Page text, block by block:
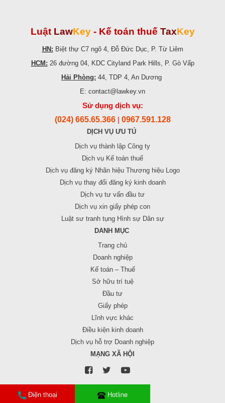
Điện thoại Hotline
Luật LawKey - Kế toán thuế TaxKey
HN: Biệt thự C7 ngõ 4, Đỗ Đức Dục, P. Từ Liêm
HCM: 26 đường 04, KDC Cityland Park Hills, P. Gò Vấp
Hải Phòng: 44, TDP 4, An Dương
E: contact@lawkey.vn
Sử dụng dịch vụ:
(024) 665.65.366 | 0967.591.128
DỊCH VỤ ƯU TÚ
Dịch vụ thành lập Công ty
Dịch vụ Kế toán thuế
Dịch vụ đăng ký Nhãn hiệu Thương hiệu Logo
Dịch vụ thay đổi đăng ký kinh doanh
Dịch vụ tư vấn đầu tư
Dịch vụ xin giấy phép con
Luật sư tranh tụng Hình sự Dân sự
DANH MỤC
Trang chủ
Doanh nghiệp
Kế toán – Thuế
Sở hữu trí tuệ
Đầu tư
Giấy phép
Lĩnh vực khác
Điều kiện kinh doanh
Dịch vụ hỗ trợ Doanh nghiệp
MẠNG XÃ HỘI